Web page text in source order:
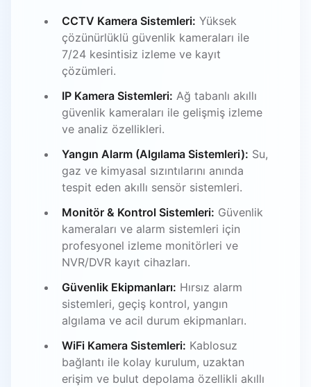
CCTV Kamera Sistemleri: Yüksek
çözünürlüklü güvenlik kameraları ile
7/24 kesintisiz izleme ve kayıt
çözümleri.
IP Kamera Sistemleri: Ağ tabanlı akıllı
güvenlik kameraları ile gelişmiş izleme
ve analiz özellikleri.
Yangın Alarm (Algılama Sistemleri): Su,
gaz ve kimyasal sızıntılarını anında
tespit eden akıllı sensör sistemleri.
Monitör & Kontrol Sistemleri: Güvenlik
kameraları ve alarm sistemleri için
profesyonel izleme monitörleri ve
NVR/DVR kayıt cihazları.
Güvenlik Ekipmanları: Hırsız alarm
sistemleri, geçiş kontrol, yangın
algılama ve acil durum ekipmanları.
WiFi Kamera Sistemleri: Kablosuz
bağlantı ile kolay kurulum, uzaktan
erişim ve bulut depolama özellikli akıllı